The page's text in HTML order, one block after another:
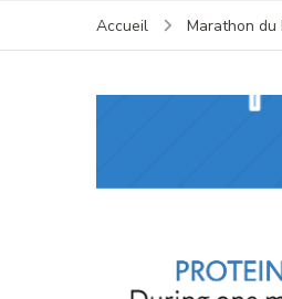
Accueil Marathon du